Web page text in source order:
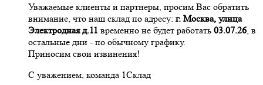
Уважаемые клиенты и партнеры, просим Вас обратить
внимание, что наш склад по адресу: г. Москва, улица
Электродная д.11 временно не будет работать 03.07.26, в
остальные дни - по обычному графику.
Приносим свои извинения!
С уважением, команда 1Склад